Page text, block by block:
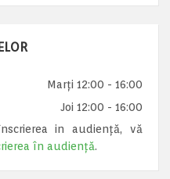
Marți 12:00 - 16:00
Joi 12:00 - 16:00
in audiență, vă
în audiență.